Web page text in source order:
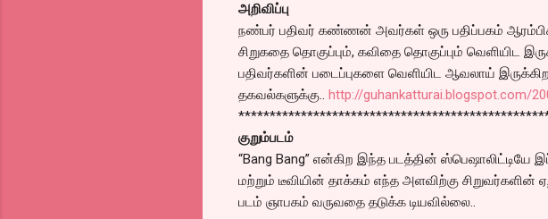
அறிவிப்பு
நண்பர் பதிவர் கண்ணன் அவர்கள் ஒரு பதிப்பகம்
சிறுகதை தொகுப்பும், கவிதை தொகுப்பும் வெளியிட
பதிவர்களின் படைப்புகளை வெளியிட ஆவலாய்
தகவல்களுக்கு.. http://guhankatturai.blogspot.com/
குறும்படம்
“Bang Bang” என்கிற இந்த படத்தின் ஸ்பெஷாலிட்டியே
மற்றும் டீவியின் தாக்கம் எந்த அளவிற்கு சிறுவர்களின்
படம் ஞாபகம் வருவதை தடுக்க டியவில்லை..